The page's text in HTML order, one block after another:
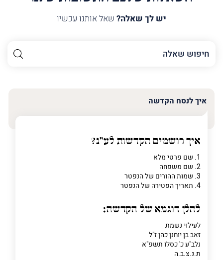
יש לך שאלה? שאל אותנו עכשיו
השם
שלך
פרט
על
מה
פרט על מה מדובר
איך לנסח הקדשה
איך רושמים הקדשות לע"נ?
1. שם פרטי מלא
2. שם משפחה
3. שמות ההורים של הנפטר
4. תאריך הפטירה של הנפטר
להלן דוגמא של הקדשה:
לעילוי נשמת
זאב בן יוחנן כהן ז"ל
נלב"ע כ' כסלו תשפ"א
ת.נ.צ.ב.ה